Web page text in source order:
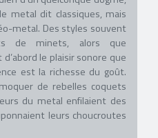
metal dit classiques, mais
metal. Des styles souvent
de minets, alors que
le plaisir sonore que
est la richesse du goût.
de rebelles coquets
du metal enfilaient des
leurs choucroutes